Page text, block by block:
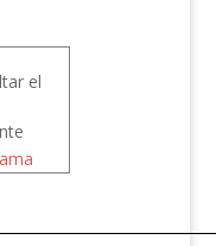
el